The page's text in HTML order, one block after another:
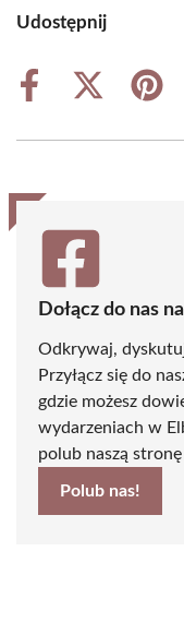
Udostępnij
Share
Share
(Twitter)
Share
Dołącz do nas
Odkrywaj,
Przyłącz się do
gdzie możesz
wydarzeniach w
polub naszą
Polub nas!